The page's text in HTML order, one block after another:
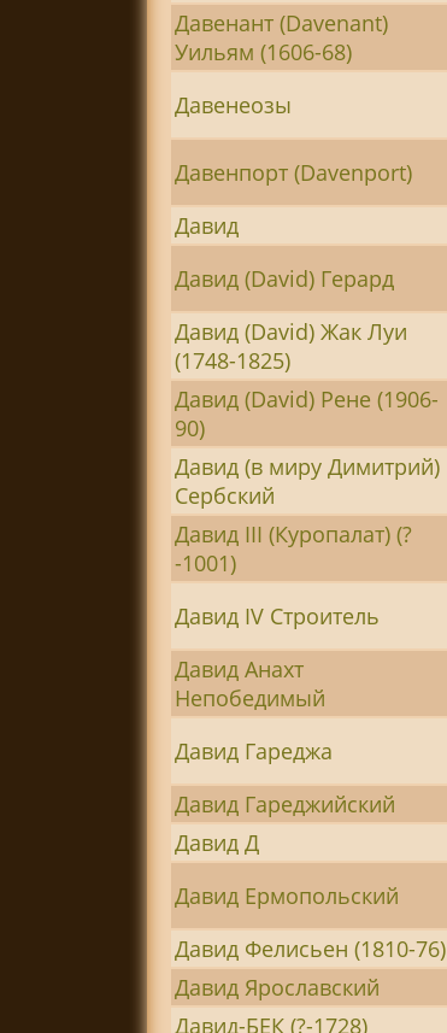
Давенант (Davenant)
Уильям (1606-68)
Давенеозы
Давенпорт (Davenport)
Давид
Давид (David) Герард
Давид (David) Жак Луи
(1748-1825)
Давид (David) Рене (1906-
90)
Давид (в миру Димитрий)
Сербский
Давид III (Куропалат) (?
-1001)
Давид IV Строитель
Давид Анахт
Непобедимый
Давид Гареджа
Давид Гареджийский
Давид Д
Давид Ермопольский
Давид Фелисьен (1810-76)
Давид Ярославский
Давид-БЕК (?-1728)